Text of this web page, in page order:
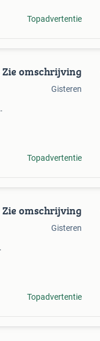
Topadvertentie
Zie omschrijving
Gisteren
Topadvertentie
Zie omschrijving
Gisteren
Topadvertentie